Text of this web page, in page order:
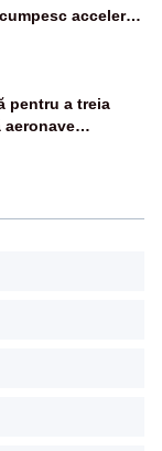
accelerat,
plată
pentru a treia
aeronave
fost ridicate de la